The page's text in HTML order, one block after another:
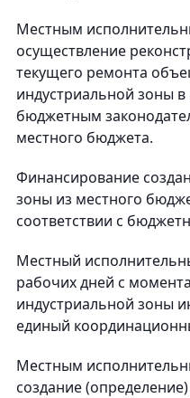
Местным
осуществление
текущего ремонта
индустриальной зоны
бюджетным
местного бюджета.
Финансирование
зоны из местного
соответствии с
Местный
рабочих дней с
индустриальной зоны
единый
Местным
создание